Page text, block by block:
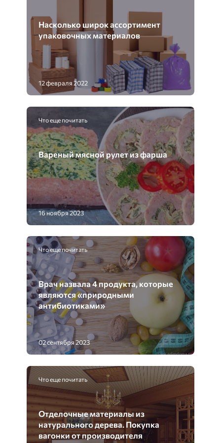
Насколько широк ассортимент
упаковочных материалов
12 февраля 2022
Что еще почитать
Вареный мясной рулет из фарша
16 ноября 2023
Что еще почитать
Врач назвала 4 продукта, которые
являются «природными
антибиотиками»
02 сентября 2023
Что еще почитать
Отделочные материалы из
натурального дерева. Покупка
вагонки от производителя